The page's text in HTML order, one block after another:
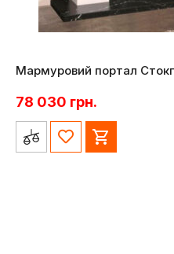
Мармуровий портал
78 030 грн.